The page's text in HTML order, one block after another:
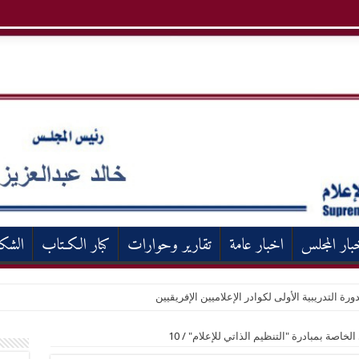
المجلس اخبار عامة تقارير وحوارات كبار الكـتاب
التدريبية الأولى لكوادر الإعلاميين الإفريقيين
بمبادرة "التنظيم الذاتي للإعلام" /
10